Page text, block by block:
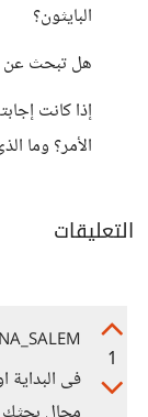
البايثون؟
هل تبحث عن
إذا كانت
الأمر؟ وما
التعليقات
1
فى